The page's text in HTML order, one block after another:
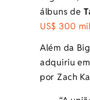
álbuns de
US$ 300
Além da
adquiriu
por Zach